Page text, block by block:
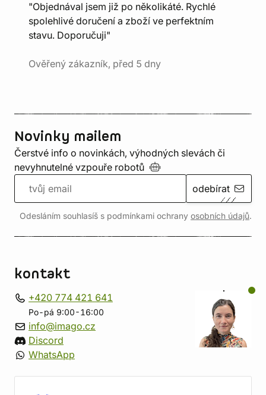
"Objednával jsem již po několikáté. Rychlé
spolehlivé doručení a zboží ve perfektním
stavu. Doporučuji"
Ověřený zákazník, před 5 dny
Novinky mailem
Čerstvé info o novinkách, výhodných slevách či
nevyhnutelné vzpouře robotů
odebírat
Odesláním souhlasíš s podmínkami ochrany osobních údajů.
kontakt
+420 774 421 641
Po-pá 9:00-16:00
info@imago.cz
Discord
WhatsApp